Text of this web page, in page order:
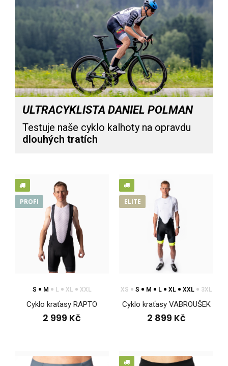
4 399 Kč
Cyklo kalhoty VELURCyklo kalhoty VELUR z výkonnostní řady
ELITE jsou výsledkem precizní práce s mate..
ULTRACYKLISTA DANIEL POLMAN
Testuje naše cyklo kalhoty na opravdu
dlouhých tratích
PROFI
S M L XL XXL
Cyklo kraťasy RAPTO
2 999 Kč
ELITE
XS S M L XL XXL 3XL
Cyklo kraťasy VABROUŠEK
2 899 Kč